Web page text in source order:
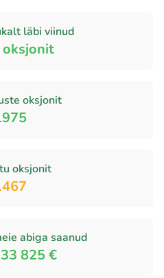
läbi viinud
oksjonit
oksjonit
oksjonit
abiga saanud
825 €